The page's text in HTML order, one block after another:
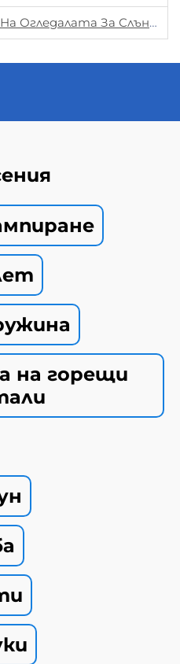
Панели В Проектите По Възобновяема Енергия
на горещи